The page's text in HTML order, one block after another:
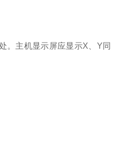
。主机显示屏应显示X、Y同